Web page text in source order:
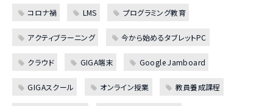
コロナ禍 LMS プログラミング教育
アクティブラーニング 今から始めるタブレットPC
クラウド GIGA端末 Google Jamboard
GIGAスクール オンライン授業 教員養成課程